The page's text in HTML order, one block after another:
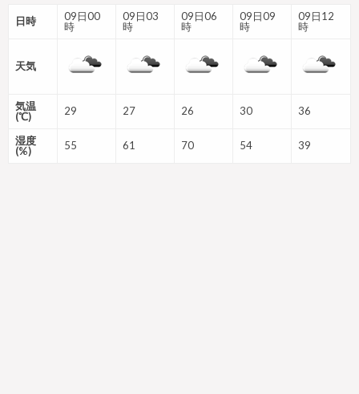
日時
09日00
時
09日03
時
09日06
時
09日09
時
09日12
時
天気
気温
(℃)
29 27 26 30 36
湿度
(%)
55 61 70 54 39